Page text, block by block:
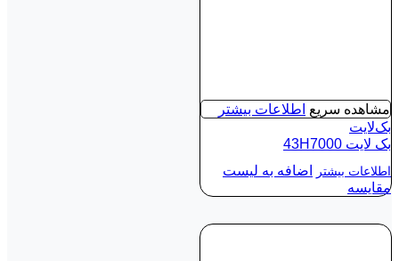
مشاهده سریع اطلاعات بیشتر
بک‌لایت
بک لايت 43H7000
اطلاعات بیشتر
اضافه به لیست
مقایسه